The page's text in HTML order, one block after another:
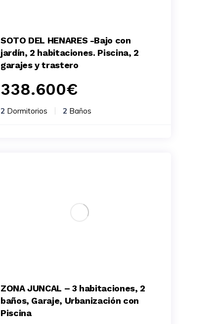
SOTO DEL HENARES -Bajo con
jardín, 2 habitaciones. Piscina, 2
garajes y trastero
338.600€
2 Dormitorios 2 Baños
ZONA JUNCAL – 3 habitaciones, 2
baños, Garaje, Urbanización con
Piscina